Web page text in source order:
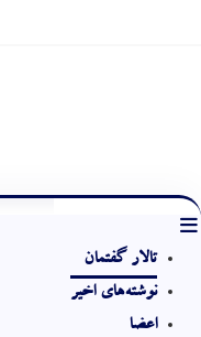
تالار گفتمان
نوشته‌های اخیر
اعضا